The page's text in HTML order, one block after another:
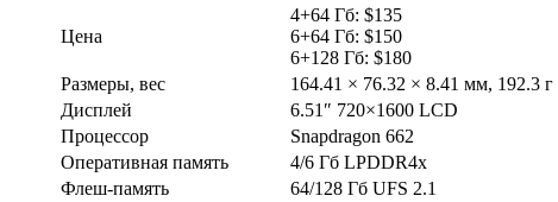
Цена
4+64 Гб: $135
6+64 Гб: $150
6+128 Гб: $180
Размеры, вес
164.41 × 76.32 × 8.41 мм, 192.3 г
Дисплей
6.51″ 720×1600 LCD
Процессор
Snapdragon 662
Оперативная память
4/6 Гб LPDDR4x
Флеш-память
64/128 Гб UFS 2.1